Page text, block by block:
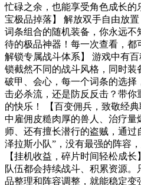
忙碌之余，也能享受角色成长的
宝极品掉落】 解放双手自由放
词条组合的随机装备，你永远不
待的极品神器！每一次查看，都
解锁专属战斗体系】 游戏中有
锁截然不同的战斗风格，同时装
破甲、会心，每一个词条的选
击必杀流，还是防反反击？带
的快乐！ 【百变佣兵，致敬经
中雇佣皮糙肉厚的兽人、治疗
师、还有擅长潜行的盗贼，通过
泽拉斯小队”，没有最强的阵容
【挂机收益，碎片时间轻松成
队伍都会持续战斗、积累资源。
品整理和阵容调整，就能稳定变